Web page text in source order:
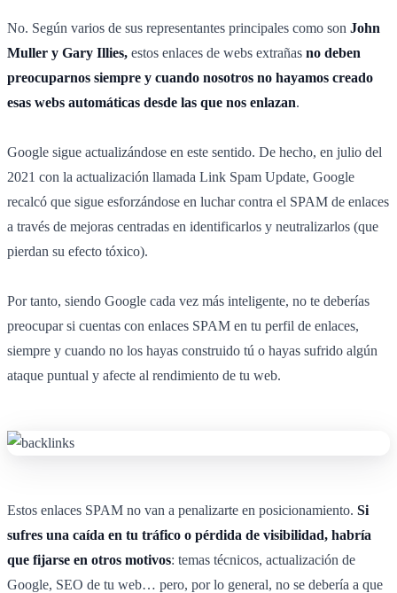
No. Según varios de sus representantes principales como son John
Muller y Gary Illies, estos enlaces de webs extrañas no deben
preocuparnos siempre y cuando nosotros no hayamos creado
esas webs automáticas desde las que nos enlazan.
Google sigue actualizándose en este sentido. De hecho, en julio del
2021 con la actualización llamada Link Spam Update, Google
recalcó que sigue esforzándose en luchar contra el SPAM de enlaces
a través de mejoras centradas en identificarlos y neutralizarlos (que
pierdan su efecto tóxico).
Por tanto, siendo Google cada vez más inteligente, no te deberías
preocupar si cuentas con enlaces SPAM en tu perfil de enlaces,
siempre y cuando no los hayas construido tú o hayas sufrido algún
ataque puntual y afecte al rendimiento de tu web.
Estos enlaces SPAM no van a penalizarte en posicionamiento. Si
sufres una caída en tu tráfico o pérdida de visibilidad, habría
que fijarse en otros motivos: temas técnicos, actualización de
Google, SEO de tu web… pero, por lo general, no se debería a que